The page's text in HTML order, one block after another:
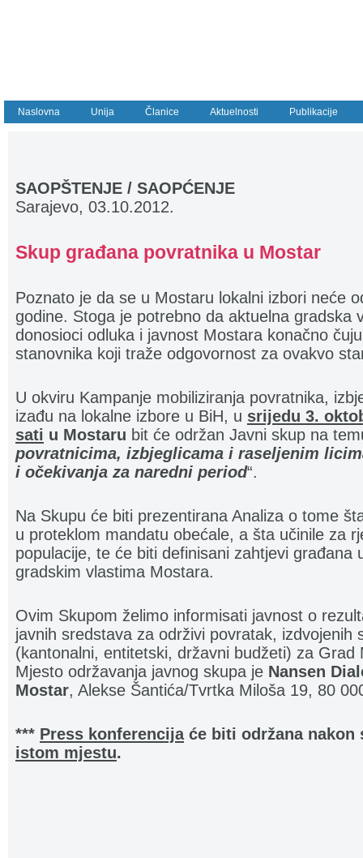
Naslovna Unija Članice Aktuelnosti Publikacije
SAOPŠTENJE / SAOPĆENJE
Sarajevo, 03.10.2012.
Skup građana povratnika u Mostar
Poznato je da se u Mostaru lokalni izbori neće
godine. Stoga je potrebno da aktuelna gradska
donosioci odluka i javnost Mostara konačno
stanovnika koji traže odgovornost za ovakvo
U okviru Kampanje mobiliziranja povratnika,
izađu na lokalne izbore u BiH, u srijedu 3.
sati u Mostaru bit će održan Javni skup na
povratnicima, izbjeglicama i raseljenim
i očekivanja za naredni period“.
Na Skupu će biti prezentirana Analiza o tome
u proteklom mandatu obećale, a šta učinile za
populacije, te će biti definisani zahtjevi građana
gradskim vlastima Mostara.
Ovim Skupom želimo informisati javnost o
javnih sredstava za održivi povratak,
(kantonalni, entitetski, državni budžeti) za Grad
Mjesto održavanja javnog skupa je Nansen
Mostar, Alekse Šantića/Tvrtka Miloša 19, 80
*** Press konferencijaće biti održana nakon
istom mjestu.